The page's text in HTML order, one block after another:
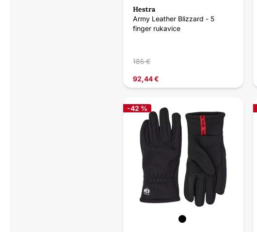
Hestra
Army Leather Blizzard - 5
finger rukavice
185 €
92,44 €
-42 %